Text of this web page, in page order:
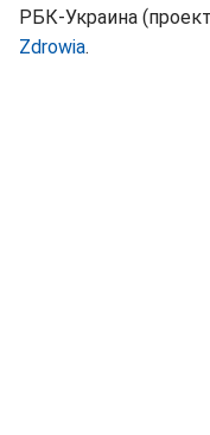
РБК-Украина
Zdrowia.